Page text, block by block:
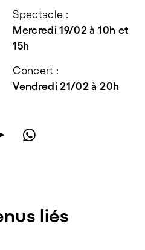
Spectacle :
Mercredi 19/02 à 10h et
15h
Concert :
Vendredi 21/02 à 20h
w
liés